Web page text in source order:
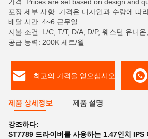
포장 세부 사항: 가격은 디자인과 수량에 따
배달 시간: 4~6 근무일
지불 조건: L/C, T/T, D/A, D/P, 웨스턴 유니
공급 능력: 200K 세트/월
최고의 가격을 얻으십시오
제품 상세정보 제품 설명
강조하다:
ST7789 드라이버를 사용하는 1.47인치 IPS